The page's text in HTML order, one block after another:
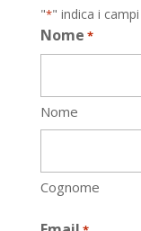
"*" indica i
Nome *
Nome
Cognome